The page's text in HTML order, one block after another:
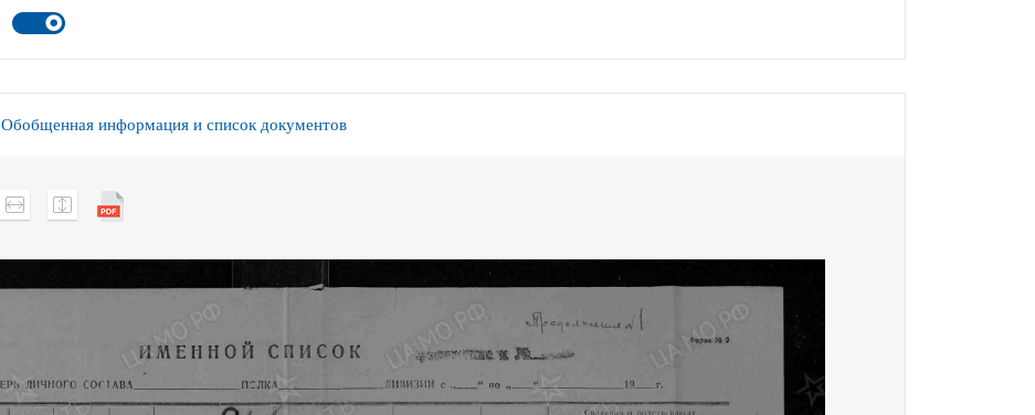
Обобщенная информация и список документов